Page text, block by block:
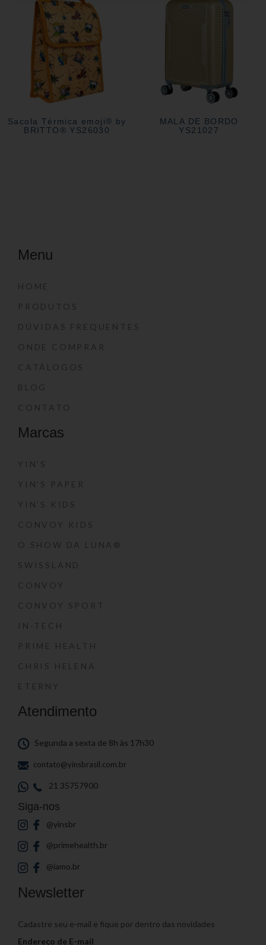
Sacola Térmica emoji® by
BRITTO® YS26030
MALA DE BORDO
YS21027
Menu
HOME
PRODUTOS
DÚVIDAS FREQUENTES
ONDE COMPRAR
CATÁLOGOS
BLOG
CONTATO
Marcas
YIN’S
YIN’S PAPER
YIN’S KIDS
CONVOY KIDS
O SHOW DA LUNA®
SWISSLAND
CONVOY
CONVOY SPORT
IN-TECH
PRIME HEALTH
CHRIS HELENA
ETERNY
Atendimento
Segunda a sexta de 8h às 17h30
contato@yinsbrasil.com.br
21 35757900
Siga-nos
@yinsbr
@primehealth.br
@iamo.br
Newsletter
Cadastre seu e-mail e fique por dentro das novidades
Endereço de E-mail